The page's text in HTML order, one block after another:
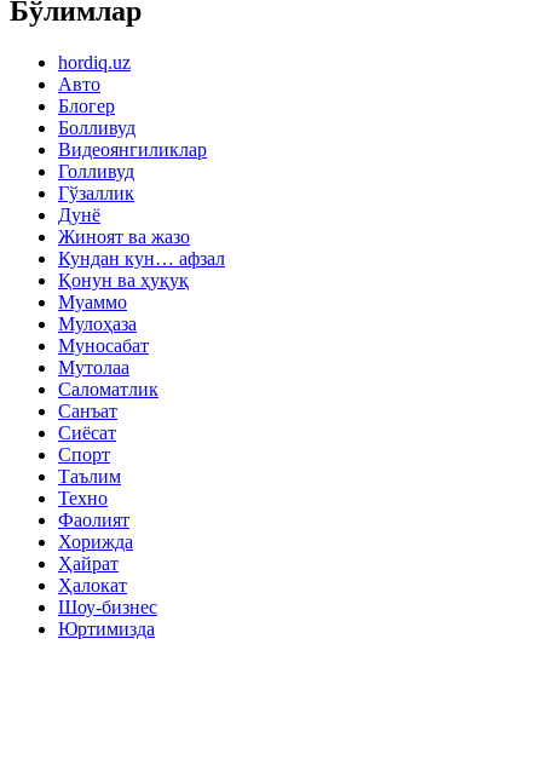
Бўлимлар
hordiq.uz
Авто
Блогер
Болливуд
Видеоянгиликлар
Голливуд
Гўзаллик
Дунё
Жиноят ва жазо
Кундан кун… афзал
Қонун ва ҳуқуқ
Муаммо
Мулоҳаза
Муносабат
Мутолаа
Саломатлик
Санъат
Сиёсат
Спорт
Таълим
Техно
Фаолият
Хорижда
Ҳайрат
Ҳалокат
Шоу-бизнес
Юртимизда